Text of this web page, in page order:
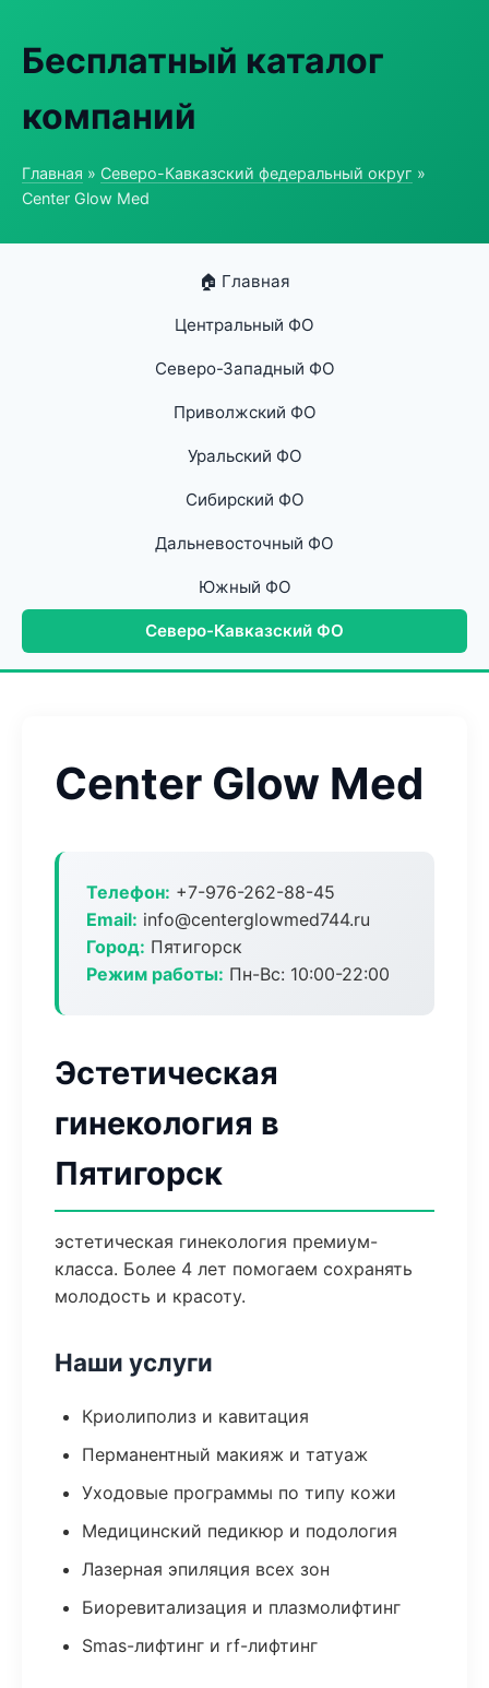
Бесплатный каталог
компаний
Главная » Северо-Кавказский федеральный округ »
Center Glow Med
🏠 Главная
Центральный ФО
Северо-Западный ФО
Приволжский ФО
Уральский ФО
Сибирский ФО
Дальневосточный ФО
Южный ФО
Северо-Кавказский ФО
Center Glow Med
Телефон: +7-976-262-88-45
Email: info@centerglowmed744.ru
Город: Пятигорск
Режим работы: Пн-Вс: 10:00-22:00
Эстетическая
гинекология в
Пятигорск
эстетическая гинекология премиум-
класса. Более 4 лет помогаем сохранять
молодость и красоту.
Наши услуги
Криолиполиз и кавитация
Перманентный макияж и татуаж
Уходовые программы по типу кожи
Медицинский педикюр и подология
Лазерная эпиляция всех зон
Биоревитализация и плазмолифтинг
Smas-лифтинг и rf-лифтинг